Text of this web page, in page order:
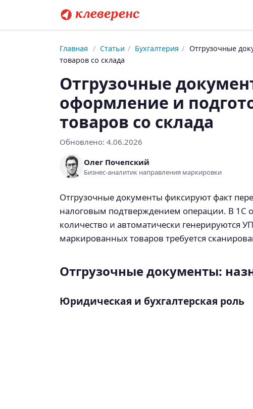
Главная / Статьи / Бухгалтерия / Отгрузочные
товаров со склада
Отгрузочные
оформление и
товаров со склада
Обновлено: 4.06.2026
Олег Почепский
Бизнес-аналитик направления маркировки
Отгрузочные документы фиксируют факт
налоговым подтверждением операции. В 1С
количество и автоматически генерируются
маркированных товаров требуется
Отгрузочные документы:
Юридическая и бухгалтерская роль